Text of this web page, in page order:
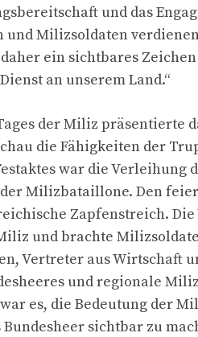
und das
Milizsoldaten
ein sichtbares
an unserem Land.“
der Miliz präsentierte
die Fähigkeiten der
war die Verleihung
Milizbataillone. Den
Zapfenstreich.
und brachte
Vertreter aus Wirtschaft
und regionale
es, die Bedeutung der
sichtbar zu